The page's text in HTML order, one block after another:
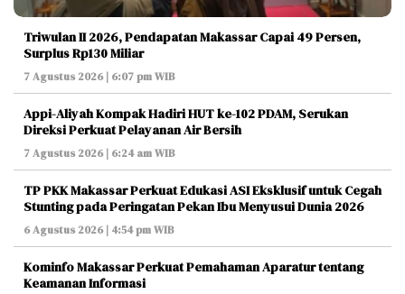
Triwulan II 2026, Pendapatan Makassar Capai 49 Persen,
Surplus Rp130 Miliar
7 Agustus 2026 | 6:07 pm WIB
Appi-Aliyah Kompak Hadiri HUT ke-102 PDAM, Serukan
Direksi Perkuat Pelayanan Air Bersih
7 Agustus 2026 | 6:24 am WIB
TP PKK Makassar Perkuat Edukasi ASI Eksklusif untuk Cegah
Stunting pada Peringatan Pekan Ibu Menyusui Dunia 2026
6 Agustus 2026 | 4:54 pm WIB
Kominfo Makassar Perkuat Pemahaman Aparatur tentang
Keamanan Informasi